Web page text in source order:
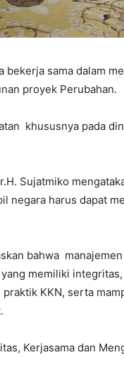
sama dalam
proyek Perubahan.
khususnya pada
Sujatmiko
negara harus dapat
bahwa
memiliki
KKN, serta
Kerjasama dan